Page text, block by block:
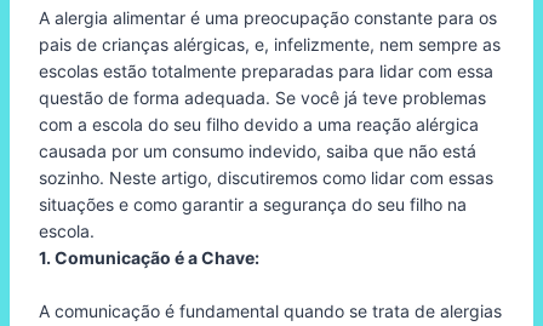
A alergia alimentar é uma preocupação constante para os
pais de crianças alérgicas, e, infelizmente, nem sempre as
escolas estão totalmente preparadas para lidar com essa
questão de forma adequada. Se você já teve problemas
com a escola do seu filho devido a uma reação alérgica
causada por um consumo indevido, saiba que não está
sozinho. Neste artigo, discutiremos como lidar com essas
situações e como garantir a segurança do seu filho na
escola.
1. Comunicação é a Chave:
A comunicação é fundamental quando se trata de alergias